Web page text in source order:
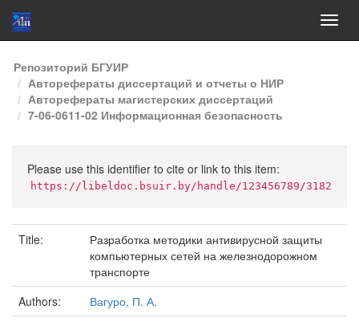
Skip
navigation
Репозиторий БГУИР
Авторефераты диссертаций и отчеты о НИР
Авторефераты магистерских диссертаций
7-06-0611-02 Информационная безопасность
Please use this identifier to cite or link to this item:
https://libeldoc.bsuir.by/handle/123456789/3182
Title:
Разработка методики антивирусной защиты
компьютерных сетей на железнодорожном
транспорте
Authors:
Вагуро, П. А.